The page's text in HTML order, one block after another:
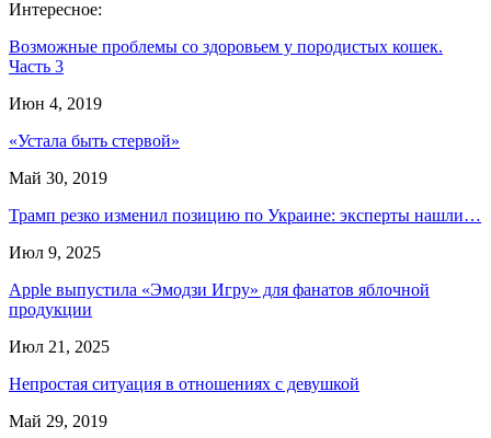
Интересное:
Возможные проблемы со здоровьем у породистых кошек.
Часть 3
Июн 4, 2019
«Устала быть стервой»
Май 30, 2019
Трамп резко изменил позицию по Украине: эксперты нашли…
Июл 9, 2025
Apple выпустила «Эмодзи Игру» для фанатов яблочной
продукции
Июл 21, 2025
Непростая ситуация в отношениях с девушкой
Май 29, 2019